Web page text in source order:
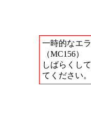
一時的なエ
（MC156）
しばらくし
てください。